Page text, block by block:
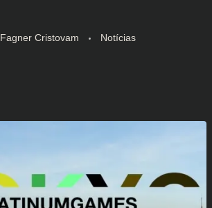
Fagner Cristovam Notícias